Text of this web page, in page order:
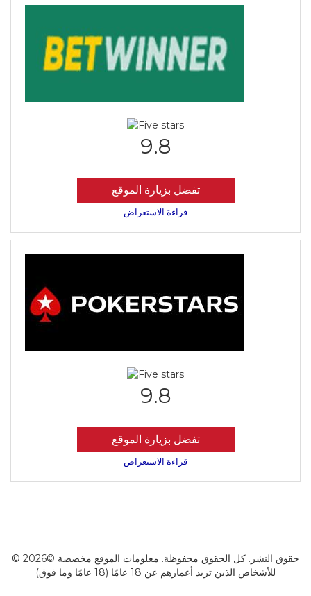
9.8
تفضل بزيارة الموقع
قراءة الاستعراض
9.8
تفضل بزيارة الموقع
قراءة الاستعراض
© 2026© حقوق النشر. كل الحقوق محفوظة. معلومات الموقع مخصصة
للأشخاص الذين تزيد أعمارهم عن 18 عامًا (18 عامًا وما فوق)